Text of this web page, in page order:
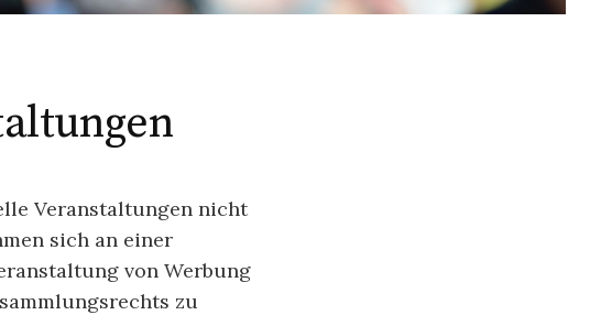
Veranstaltungen nicht
sich an einer
von Werbung
zu